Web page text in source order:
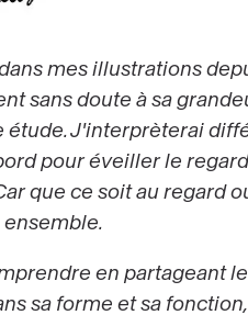
mes illustrations
sans doute à sa
J'interprèterai
pour éveiller le
que ce soit au regard
en partageant
sa forme et sa